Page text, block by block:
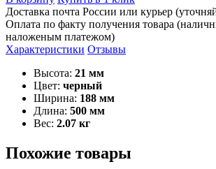
Доставка почта России или курьер
Оплата по факту получения товара
наложеным платежом)
Характеристики Отзывы
Высота: 21 мм
Цвет: черный
Ширина: 188 мм
Длина: 500 мм
Вес: 2.07 кг
Похожие товары